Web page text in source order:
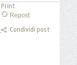
Print
Repost
Condividi post